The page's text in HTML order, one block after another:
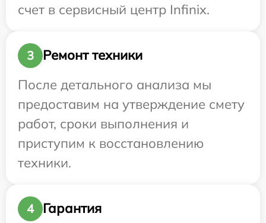
счет в сервисный центр Infinix.
3
Ремонт техники
После детального анализа мы
предоставим на утверждение смету
работ, сроки выполнения и
приступим к восстановлению
техники.
4 Гарантия